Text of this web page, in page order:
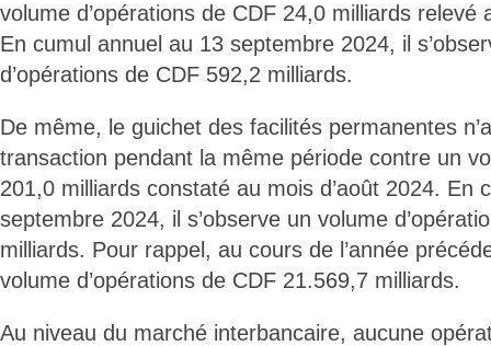
volume d’opérations de CDF 24,0 milliards relevé
En cumul annuel au 13 septembre 2024, il
d’opérations de CDF 592,2 milliards.
De même, le guichet des facilités permanentes
transaction pendant la même période contre un
201,0 milliards constaté au mois d’août 2024. En
septembre 2024, il s’observe un volume
milliards. Pour rappel, au cours de l’année
volume d’opérations de CDF 21.569,7 milliards.
Au niveau du marché interbancaire, aucune